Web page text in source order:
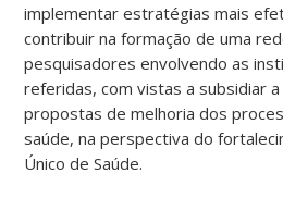
implementar estratégias mais
contribuir na formação de uma
pesquisadores envolvendo as
referidas, com vistas a subsidiar
propostas de melhoria dos
saúde, na perspectiva do
Único de Saúde.